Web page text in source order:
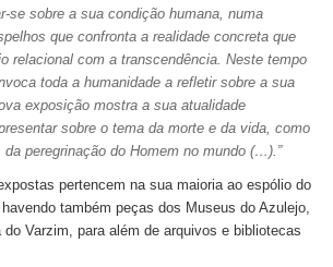
Fátima
ART Tour
Street Art Tour
vinhos e azeite
se sobre a sua condição humana, numa
que confronta a realidade concreta que
relacional com a transcendência. Neste tempo
toda a humanidade a refletir sobre a sua
exposição mostra a sua atualidade
sobre o tema da morte e da vida, como
peregrinação do Homem no mundo (…).”
pertencem na sua maioria ao espólio do
também peças dos Museus do Azulejo,
Varzim, para além de arquivos e bibliotecas